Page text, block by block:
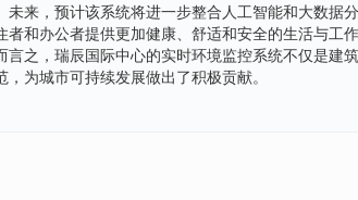
未来，预计该系统将进一步整合人工智能和大数据
者和办公者提供更加健康、舒适和安全的生活与工作
言之，瑞辰国际中心的实时环境监控系统不仅是建
，为城市可持续发展做出了积极贡献。